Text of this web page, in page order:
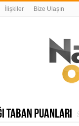
İlişkiler Bize Ulaşın
taban puanları